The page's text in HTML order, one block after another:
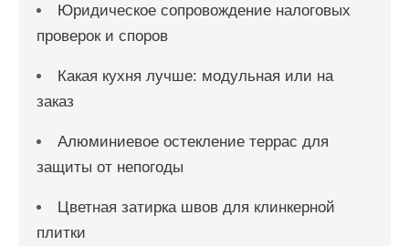
Юридическое сопровождение налоговых
проверок и споров
Какая кухня лучше: модульная или на
заказ
Алюминиевое остекление террас для
защиты от непогоды
Цветная затирка швов для клинкерной
плитки